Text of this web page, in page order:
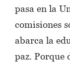
pasa en la
comisiones
abarca la
paz. Porque